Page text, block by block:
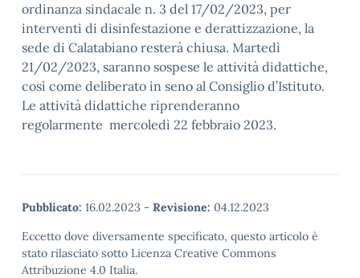
ordinanza sindacale n. 3 del 17/02/2023, per
interventi di disinfestazione e derattizzazione, la
sede di Calatabiano resterà chiusa. Martedì
21/02/2023, saranno sospese le attività didattiche,
così come deliberato in seno al Consiglio d’Istituto.
Le attività didattiche riprenderanno
regolarmente mercoledì 22 febbraio 2023.
Pubblicato: 16.02.2023 - Revisione: 04.12.2023
Eccetto dove diversamente specificato, questo articolo è
stato rilasciato sotto Licenza Creative Commons
Attribuzione 4.0 Italia.